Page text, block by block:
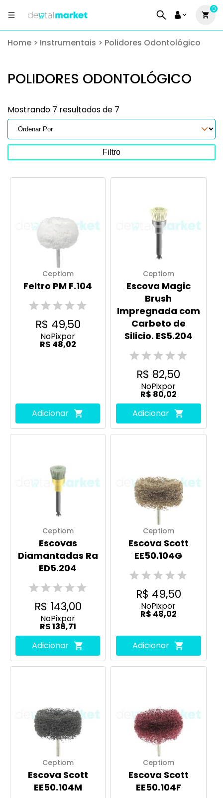
0
Home > Instrumentais > Polidores Odontológico
POLIDORES ODONTOLÓGICO
Mostrando 7 resultados de 7
Filtro
Ceptiom
Feltro PM F.104
R$ 49,50
NoPixpor
R$ 48,02
Adicionar
Ceptiom
Escova Magic
Brush
Impregnada com
Carbeto de
Silicio. ES5.204
R$ 82,50
NoPixpor
R$ 80,02
Adicionar
Ceptiom
Escovas
Diamantadas Ra
ED5.204
R$ 143,00
NoPixpor
R$ 138,71
Adicionar
Ceptiom
Escova Scott
EE50.104G
R$ 49,50
NoPixpor
R$ 48,02
Adicionar
Ceptiom
Escova Scott
EE50.104M
Ceptiom
Escova Scott
EE50.104F